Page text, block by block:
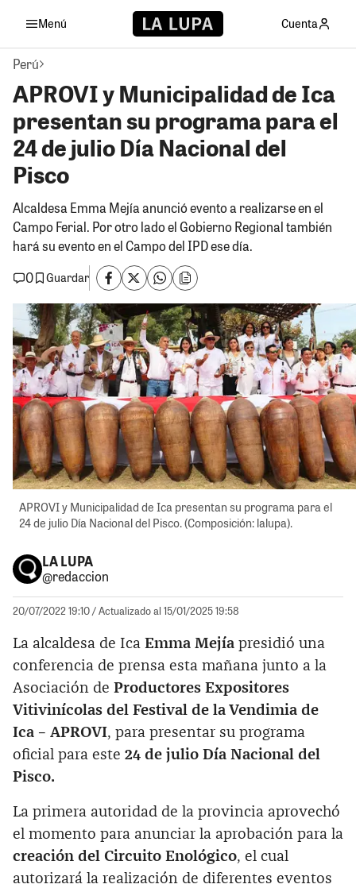
Menú Cuenta
Perú
APROVI y Municipalidad de Ica
presentan su programa para el
24 de julio Día Nacional del
Pisco
Alcaldesa Emma Mejía anunció evento a realizarse en el
Campo Ferial. Por otro lado el Gobierno Regional también
hará su evento en el Campo del IPD ese día.
0
Guardar
APROVI y Municipalidad de Ica presentan su programa para el
24 de julio Día Nacional del Pisco. (Composición: lalupa).
LA LUPA
@redaccion
20/07/2022 19:10/ Actualizado al 15/01/2025 19:58
La alcaldesa de Ica Emma Mejía presidió una
conferencia de prensa esta mañana junto a la
Asociación de Productores Expositores
Vitivinícolas del Festival de la Vendimia de
Ica – APROVI, para presentar su programa
oficial para este 24 de julio Día Nacional del
Pisco.
La primera autoridad de la provincia aprovechó
el momento para anunciar la aprobación para la
creación del Circuito Enológico, el cual
autorizará la realización de diferentes eventos